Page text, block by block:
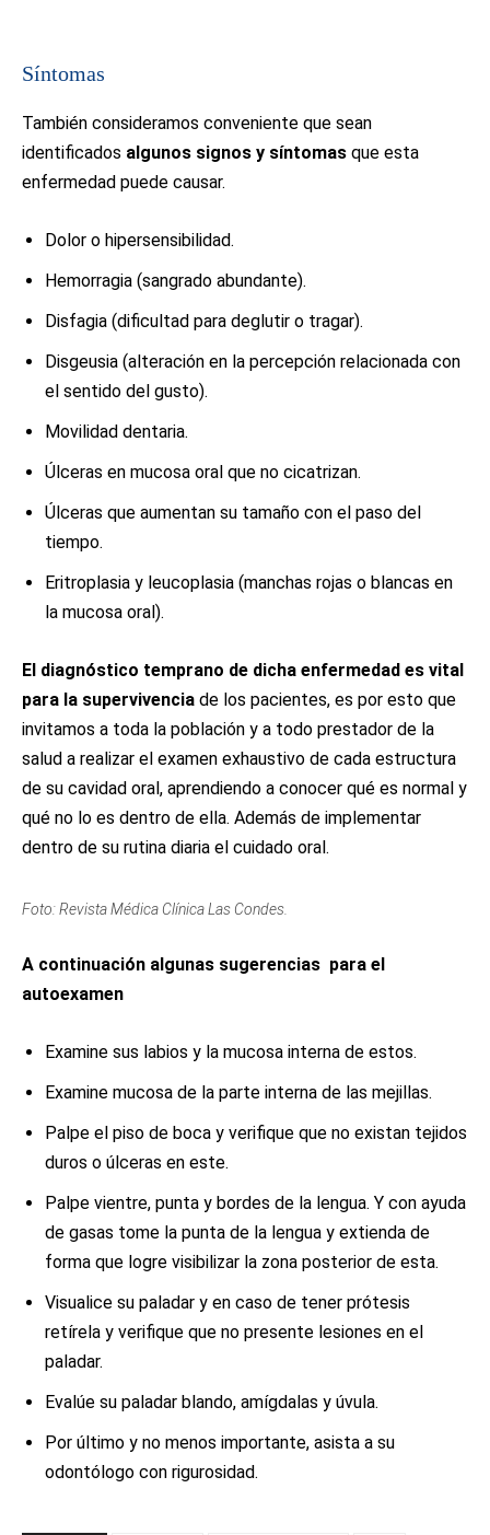
Síntomas
También consideramos conveniente que sean
identificados algunos signos y síntomas que esta
enfermedad puede causar.
Dolor o hipersensibilidad.
Hemorragia (sangrado abundante).
Disfagia (dificultad para deglutir o tragar).
Disgeusia (alteración en la percepción relacionada con
el sentido del gusto).
Movilidad dentaria.
Úlceras en mucosa oral que no cicatrizan.
Úlceras que aumentan su tamaño con el paso del
tiempo.
Eritroplasia y leucoplasia (manchas rojas o blancas en
la mucosa oral).
El diagnóstico temprano de dicha enfermedad es vital
para la supervivencia de los pacientes, es por esto que
invitamos a toda la población y a todo prestador de la
salud a realizar el examen exhaustivo de cada estructura
de su cavidad oral, aprendiendo a conocer qué es normal y
qué no lo es dentro de ella. Además de implementar
dentro de su rutina diaria el cuidado oral.
Foto: Revista Médica Clínica Las Condes.
A continuación algunas sugerencias para el
autoexamen
Examine sus labios y la mucosa interna de estos.
Examine mucosa de la parte interna de las mejillas.
Palpe el piso de boca y verifique que no existan tejidos
duros o úlceras en este.
Palpe vientre, punta y bordes de la lengua. Y con ayuda
de gasas tome la punta de la lengua y extienda de
forma que logre visibilizar la zona posterior de esta.
Visualice su paladar y en caso de tener prótesis
retírela y verifique que no presente lesiones en el
paladar.
Evalúe su paladar blando, amígdalas y úvula.
Por último y no menos importante, asista a su
odontólogo con rigurosidad.